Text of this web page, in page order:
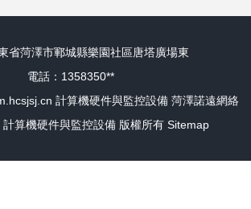
省菏澤市鄆城縣樂園社區唐塔廣場東
電話：1358350**
計算機硬件與監控設備 菏澤諾遠網絡
計算機硬件與監控設備 版權所有 Sitemap